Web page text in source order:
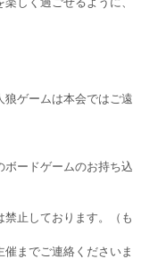
ゲームは本会ではご遠
ードゲームのお持ち込
止しております。（も
までご連絡くださいま